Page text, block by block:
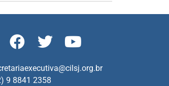
9 8841 2358